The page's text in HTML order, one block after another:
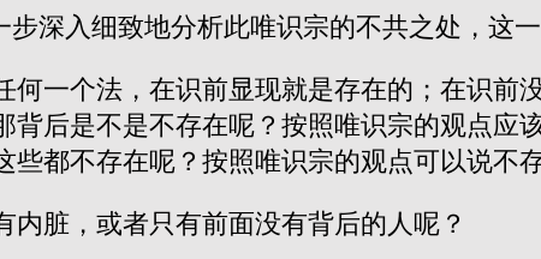
深入细致地分析此唯识宗的不共之处，这一
一个法，在识前显现就是存在的；在识前
后是不是不存在呢？按照唯识宗的观点应
都不存在呢？按照唯识宗的观点可以说不存
脏，或者只有前面没有背后的人呢？